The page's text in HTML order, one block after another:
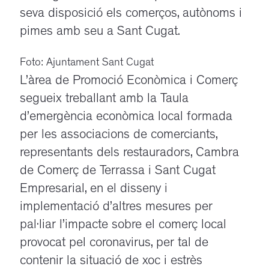
seva disposició els comerços, autònoms i
pimes amb seu a Sant Cugat.
Foto: Ajuntament Sant Cugat
L’àrea de Promoció Econòmica i Comerç
segueix treballant amb la Taula
d’emergència econòmica local formada
per les associacions de comerciants,
representants dels restauradors, Cambra
de Comerç de Terrassa i Sant Cugat
Empresarial, en el disseny i
implementació d’altres mesures per
pal·liar l’impacte sobre el comerç local
provocat pel coronavirus, per tal de
contenir la situació de xoc i estrès